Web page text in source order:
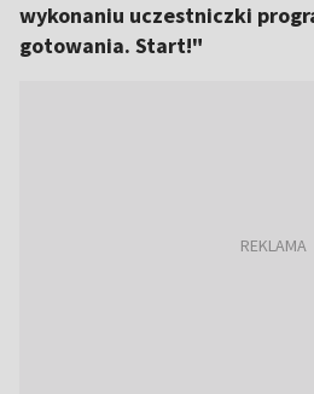
wykonaniu uczestniczki
gotowania. Start!"